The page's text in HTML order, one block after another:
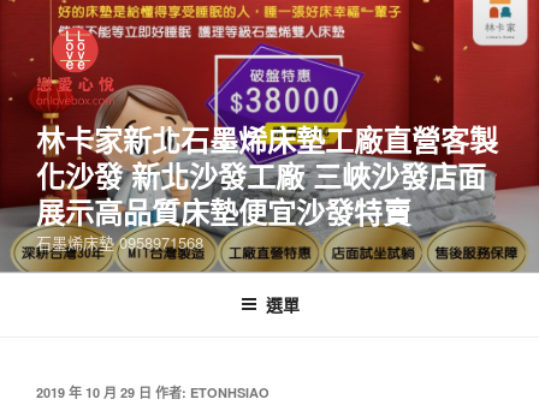
林卡家新北石墨烯床墊工廠直營客製
化沙發 新北沙發工廠 三峽沙發店面
展示高品質床墊便宜沙發特賣
石墨烯床墊 0958971568
選單
2019 年 10 月 29 日 作者: ETONHSIAO